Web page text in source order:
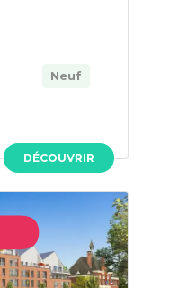
DÉCOUVRIR
Neuf